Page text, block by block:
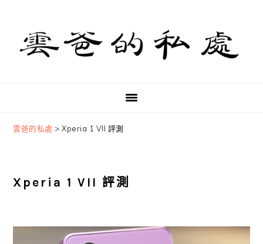
primary
navigation
content
primary
sidebar
雲爸的私處 >Xperia 1 VII 評測
Xperia 1 VII 評測